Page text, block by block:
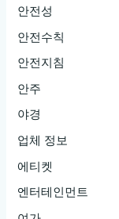
안전성
안전수칙
안전지침
안주
야경
업체 정보
에티켓
엔터테인먼트